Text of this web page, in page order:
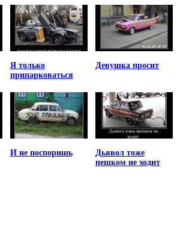
Я только
припарковаться
Девушка просит
И не поспоришь
Дьявол тоже
пешком не ходит